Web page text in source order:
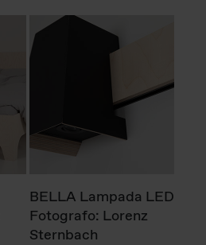
BELLA Lampada LED
Fotografo: Lorenz
Sternbach